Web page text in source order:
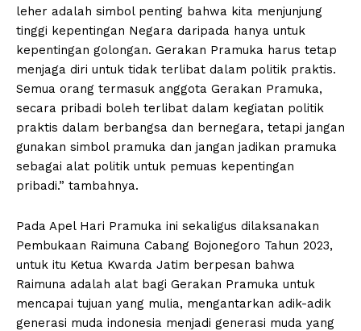
leher adalah simbol penting bahwa kita menjunjung
tinggi kepentingan Negara daripada hanya untuk
kepentingan golongan. Gerakan Pramuka harus tetap
menjaga diri untuk tidak terlibat dalam politik praktis.
Semua orang termasuk anggota Gerakan Pramuka,
secara pribadi boleh terlibat dalam kegiatan politik
praktis dalam berbangsa dan bernegara, tetapi jangan
gunakan simbol pramuka dan jangan jadikan pramuka
sebagai alat politik untuk pemuas kepentingan
pribadi.” tambahnya.
Pada Apel Hari Pramuka ini sekaligus dilaksanakan
Pembukaan Raimuna Cabang Bojonegoro Tahun 2023,
untuk itu Ketua Kwarda Jatim berpesan bahwa
Raimuna adalah alat bagi Gerakan Pramuka untuk
mencapai tujuan yang mulia, mengantarkan adik-adik
generasi muda indonesia menjadi generasi muda yang